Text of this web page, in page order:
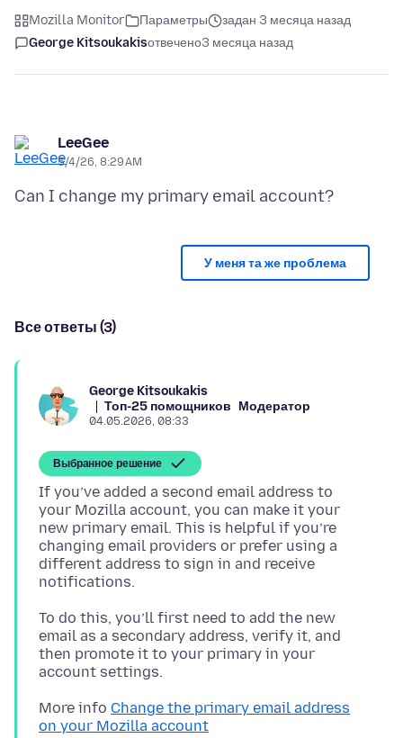
Mozilla Monitor Параметры
задан 3 месяца назад
George Kitsoukakisотвечено3 месяца назад
LeeGee
5/4/26, 8:29 AM
У меня та же проблема
Все ответы (3)
George Kitsoukakis
Топ-25 помощников Модератор
04.05.2026, 08:33
Выбранное решение
If you’ve added a second email address to
your Mozilla account, you can make it your
new primary email. This is helpful if you’re
changing email providers or prefer using a
different address to sign in and receive
To do this, you’ll first need to add the new
email as a secondary address, verify it, and
then promote it to your primary in your
More info Change the primary email address
on your Mozilla account